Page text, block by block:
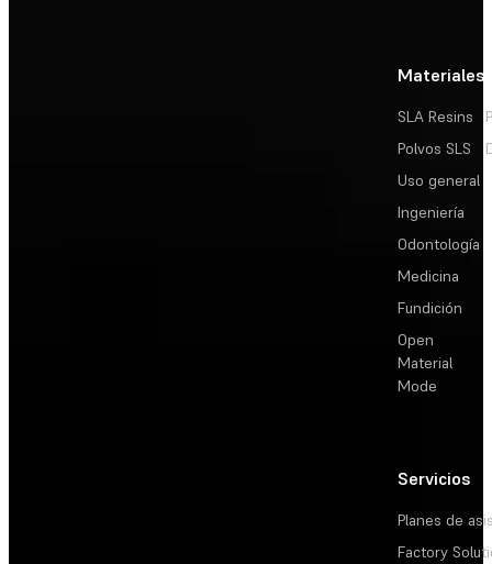
Materiales
SLA Resins
Polvos SLS
Uso general
Ingeniería
Odontología
Medicina
Fundición
Open
Material
Mode
Servicios
Planes de
Factory